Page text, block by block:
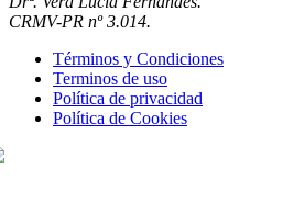
CRMV-PR nº 3.014.
Términos y Condiciones
Terminos de uso
Política de privacidad
Política de Cookies